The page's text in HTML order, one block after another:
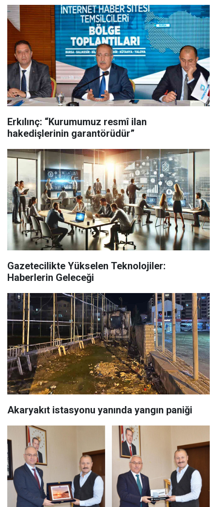
Erkılınç: “Kurumumuz resmî ilan
hakedişlerinin garantörüdür”
Gazetecilikte Yükselen Teknolojiler:
Haberlerin Geleceği
Akaryakıt istasyonu yanında yangın paniği